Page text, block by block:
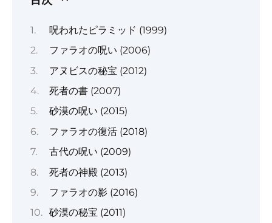
呪われたピラミッド (1999)
ファラオの呪い (2006)
アヌビスの秘宝 (2012)
死者の書 (2007)
砂漠の呪い (2015)
ファラオの復活 (2018)
古代の呪い (2009)
死者の神殿 (2013)
ファラオの影 (2016)
砂漠の秘宝 (2011)